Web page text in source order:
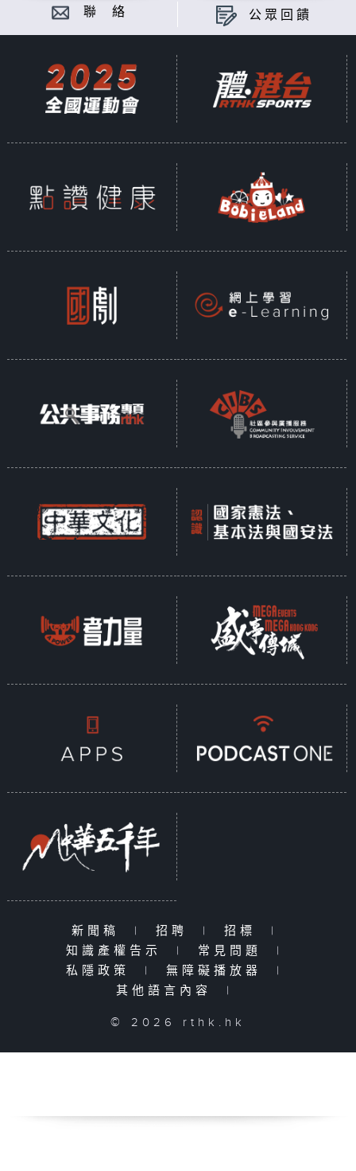
聯 絡 公眾回饋
新聞稿 | 招聘 | 招標
|
知識產權告示
| 常見問題
|
私隱政策
| 無障礙播放器
|
其他語言內容
|
© 2026 rthk.hk